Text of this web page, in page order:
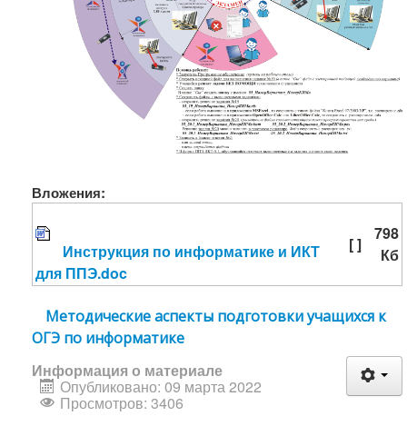
Вложения:
Инструкция по информатике и ИКТ
для ППЭ.doc
[ ]
798
Кб
Методические аспекты подготовки учащихся к
ОГЭ по информатике
Информация о материале
Опубликовано: 09 марта 2022
Просмотров: 3406